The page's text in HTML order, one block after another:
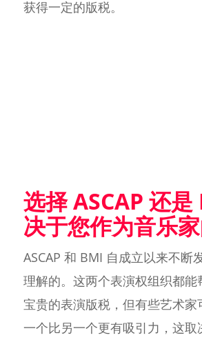
获得一定的版税。
选择 ASCAP 还
决于您作为音乐
ASCAP 和 BMI 自成立以来不断
理解的。这两个表演权组织都能
宝贵的表演版税，但有些艺术家
一个比另一个更有吸引力，这取